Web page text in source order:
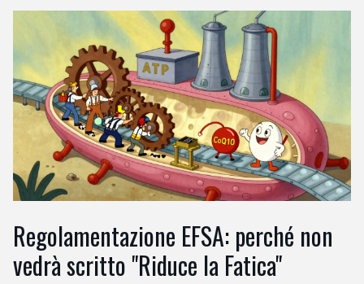
Regolamentazione EFSA: perché non
vedrà scritto "Riduce la Fatica"